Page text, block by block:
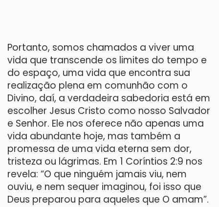
Portanto, somos chamados a viver uma
vida que transcende os limites do tempo e
do espaço, uma vida que encontra sua
realização plena em comunhão com o
Divino, daí, a verdadeira sabedoria está em
escolher Jesus Cristo como nosso Salvador
e Senhor. Ele nos oferece não apenas uma
vida abundante hoje, mas também a
promessa de uma vida eterna sem dor,
tristeza ou lágrimas. Em 1 Coríntios 2:9 nos
revela: “O que ninguém jamais viu, nem
ouviu, e nem sequer imaginou, foi isso que
Deus preparou para aqueles que O amam”.